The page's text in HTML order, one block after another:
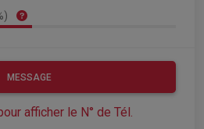
MESSAGE
afficher le N° de Tél.